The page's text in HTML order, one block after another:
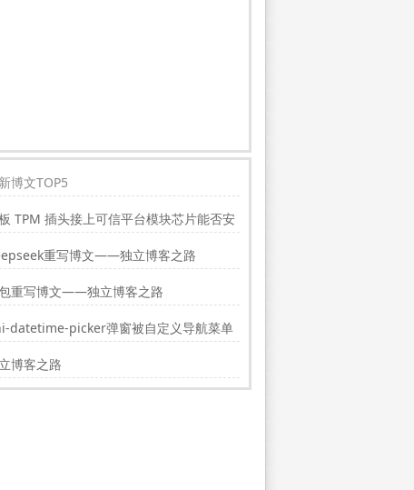
博文TOP5
TPM 插头接上可信平台模块芯片能否安
重写博文——独立博客之路
重写博文——独立博客之路
datetime-picker弹窗被自定义导航菜单
的解决方法
博客之路